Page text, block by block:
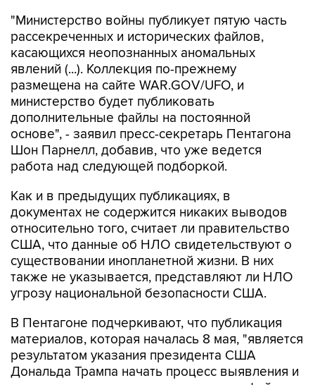
"Министерство войны публикует пятую часть
рассекреченных и исторических файлов,
касающихся неопознанных аномальных
явлений (...). Коллекция по-прежнему
размещена на сайте WAR.GOV/UFO, и
министерство будет публиковать
дополнительные файлы на постоянной
основе", - заявил пресс-секретарь Пентагона
Шон Парнелл, добавив, что уже ведется
работа над следующей подборкой.
Как и в предыдущих публикациях, в
документах не содержится никаких выводов
относительно того, считает ли правительство
США, что данные об НЛО свидетельствуют о
существовании инопланетной жизни. В них
также не указывается, представляют ли НЛО
угрозу национальной безопасности США.
В Пентагоне подчеркивают, что публикация
материалов, которая началась 8 мая, "является
результатом указания президента США
Дональда Трампа начать процесс выявления и